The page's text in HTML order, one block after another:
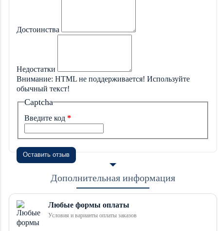
Достоинства
Недостатки
Внимание: HTML не поддерживается! Используйте
обычный текст!
Captcha
Введите код
Оставить отзыв
Дополнительная информация
Любые формы оплаты
Условия и варианты оплаты заказов